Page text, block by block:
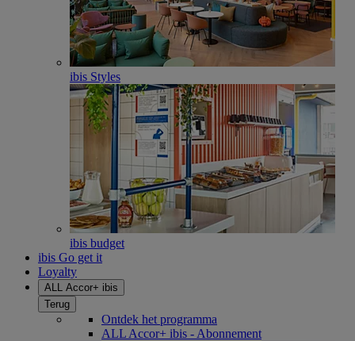
ibis Styles
ibis budget
ibis Go get it
Loyalty
ALL Accor+ ibis
Terug
Ontdek het programma
ALL Accor+ ibis - Abonnement